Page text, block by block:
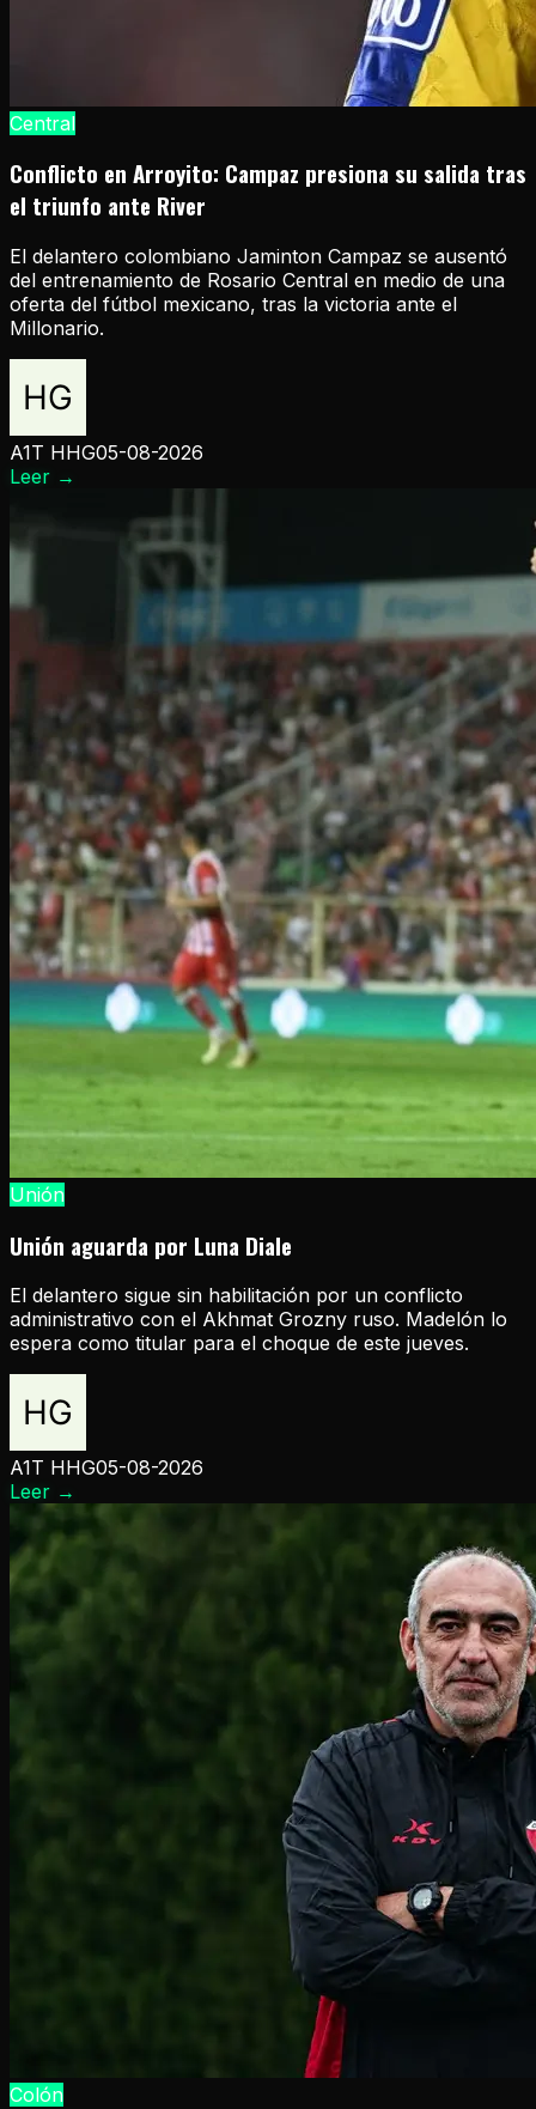
Central
Conflicto en Arroyito: Campaz presiona su salida tras
el triunfo ante River
El delantero colombiano Jaminton Campaz se ausentó
del entrenamiento de Rosario Central en medio de una
oferta del fútbol mexicano, tras la victoria ante el
Millonario.
A1T HHG05-08-2026
Leer →
Unión
Unión aguarda por Luna Diale
El delantero sigue sin habilitación por un conflicto
administrativo con el Akhmat Grozny ruso. Madelón lo
espera como titular para el choque de este jueves.
A1T HHG05-08-2026
Leer →
Colón